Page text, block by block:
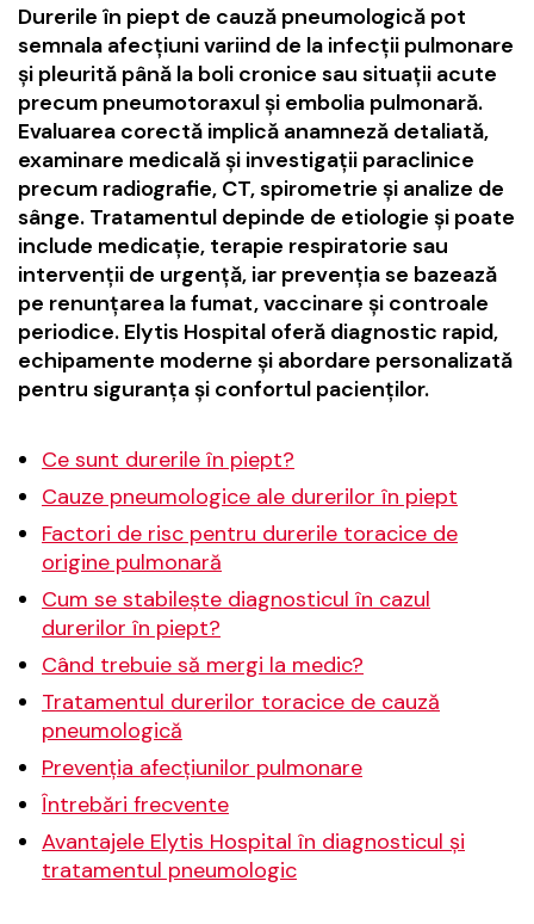
Durerile în piept de cauză pneumologică pot
semnala afecțiuni variind de la infecții pulmonare
și pleurită până la boli cronice sau situații acute
precum pneumotoraxul și embolia pulmonară.
Evaluarea corectă implică anamneză detaliată,
examinare medicală și investigații paraclinice
precum radiografie, CT, spirometrie și analize de
sânge. Tratamentul depinde de etiologie și poate
include medicație, terapie respiratorie sau
intervenții de urgență, iar prevenția se bazează
pe renunțarea la fumat, vaccinare și controale
periodice. Elytis Hospital oferă diagnostic rapid,
echipamente moderne și abordare personalizată
pentru siguranța și confortul pacienților.
Ce sunt durerile în piept?
Cauze pneumologice ale durerilor în piept
Factori de risc pentru durerile toracice de
origine pulmonară
Cum se stabilește diagnosticul în cazul
durerilor în piept?
Când trebuie să mergi la medic?
Tratamentul durerilor toracice de cauză
pneumologică
Prevenția afecțiunilor pulmonare
Întrebări frecvente
Avantajele Elytis Hospital în diagnosticul și
tratamentul pneumologic